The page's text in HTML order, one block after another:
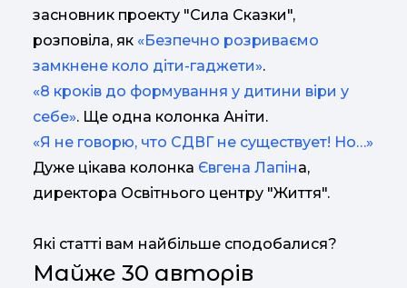
засновник проекту "Сила Сказки",
розповіла, як «Безпечно розриваємо
замкнене коло діти-гаджети».
«8 кроків до формування у дитини віри у
себе». Ще одна колонка Аніти.
«Я не говорю, что СДВГ не существует! Но…»
Дуже цікава колонка Євгена Лапіна,
директора Освітнього центру "Життя".
Які статті вам найбільше сподобалися?
Майже 30 авторів